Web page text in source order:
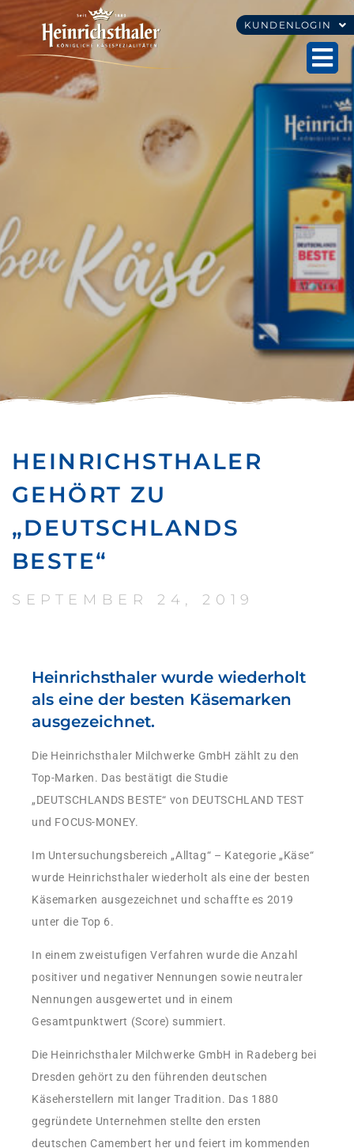
KUNDENLOGIN
HEINRICHSTHALER
GEHÖRT ZU
„DEUTSCHLANDS
BESTE“
SEPTEMBER 24, 2019
Heinrichsthaler wurde wiederholt
als eine der besten Käsemarken
ausgezeichnet.
Die Heinrichsthaler Milchwerke GmbH zählt zu den
Top-Marken. Das bestätigt die Studie
„DEUTSCHLANDS BESTE“ von DEUTSCHLAND TEST
und FOCUS-MONEY.
Im Untersuchungsbereich „Alltag“ – Kategorie „Käse“
wurde Heinrichsthaler wiederholt als eine der besten
Käsemarken ausgezeichnet und schaffte es 2019
unter die Top 6.
In einem zweistufigen Verfahren wurde die Anzahl
positiver und negativer Nennungen sowie neutraler
Nennungen ausgewertet und in einem
Gesamtpunktwert (Score) summiert.
Die Heinrichsthaler Milchwerke GmbH in Radeberg bei
Dresden gehört zu den führenden deutschen
Käseherstellern mit langer Tradition. Das 1880
gegründete Unternehmen stellte den ersten
deutschen Camembert her und feiert im kommenden